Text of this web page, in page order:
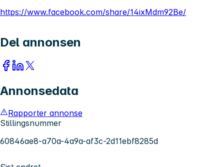
https://www.facebook.com/share/14ixMdm92Be/
Del annonsen
Annonsedata
Rapporter annonse
Stillingsnummer
60846ae8-a70a-4a9a-af3c-2d11ebf8285d